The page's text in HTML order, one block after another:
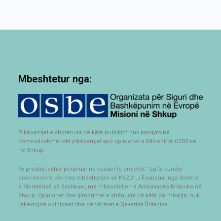
Mbeshtetur nga:
Pikëpamjet e shprehura në këtë publikim nuk pasqyrojnë
domosdoshmërisht pikëpamjet apo opinionet e Misionit të OSBE-së
në Shkup.
Ky produkt është përpiluar në kuadër të projektit ” Lufta kundër
diskriminimit përmes mbështetjes së KSZD”, i financuar nga Qeveria
e Mbretërisë së Bashkuar, me mbështetjen e Ambasadës Britanike në
Shkup. Opinionet dhe qëndrimet e shënuara në këtë përmbajtje, nuk i
reflektojnë opinionet dhe qëndrimet e Qeverisë Britanike.